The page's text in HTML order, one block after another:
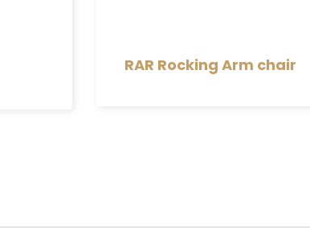
RAR Rocking Arm chair